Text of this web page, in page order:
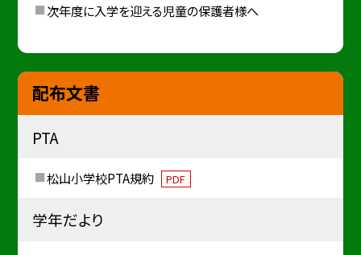
次年度に入学を迎える児童の保護者様へ
配布文書
PTA
松山小学校PTA規約 PDF
学年だより